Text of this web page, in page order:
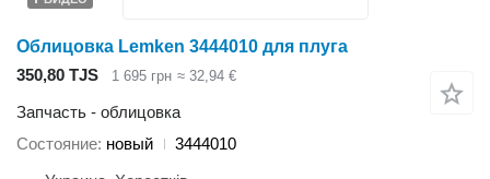
Облицовка Lemken 3444010 для плуга
350,80 TJS
1 695 грн ≈ 32,94 €
Запчасть - облицовка
Состояние новый
3444010